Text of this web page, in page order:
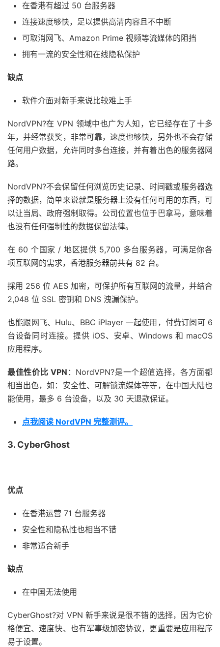
在香港有超过 50 台服务器
连接速度够快，足以提供高清内容且不中断
可取消网飞、Amazon Prime 视频等流媒体的阻挡
拥有一流的安全性和在线隐私保护
缺点
软件介面对新手来说比较难上手
NordVPN?在 VPN 领域中也广为人知，它已经存在了十多
年，并经常获奖，非常可靠，速度也够快，另外也不会存储
任何用户数据，允许同时多台连接，并有着出色的服务器网
路。
NordVPN?不会保留任何浏览历史记录、时间戳或服务器选
择的数据，简单来说就是服务器上没有任何可用的东西，可
以让当局、政府强制取得。公司位置也位于巴拿马，意味着
也没有任何强制性的数据保留法律。
在 60 个国家 / 地区提供 5,700 多台服务器，可满足你各
项互联网的需求，香港服务器前共有 82 台。
採用 256 位 AES 加密，可保护所有互联网的流量，并结合
2,048 位 SSL 密钥和 DNS 洩漏保护。
也能跟网飞、Hulu、BBC iPlayer 一起使用，付费订阅可 6
台设备同时连接。提供 iOS、安卓、Windows 和 macOS
应用程序。
最佳性价比 VPN ：NordVPN?是一个超值选择，各方面都
相当出色，如：安全性、可解锁流媒体等等，在中国大陆也
能使用，最多 6 台设备，以及 30 天退款保证。
点我阅读 NordVPN 完整测评。
3. CyberGhost
优点
在香港运营 71 台服务器
安全性和隐私性也相当不错
非常适合新手
缺点
在中国无法使用
CyberGhost?对 VPN 新手来说是很不错的选择，因为它价
格便宜、速度快、也有军事级加密协议，更重要是应用程序
易于设置。